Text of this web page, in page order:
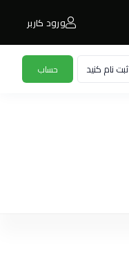
ثبت نام کنید حساب
ورود کاربر